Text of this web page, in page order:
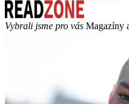
Vybrali jsme pro vás Magazíny